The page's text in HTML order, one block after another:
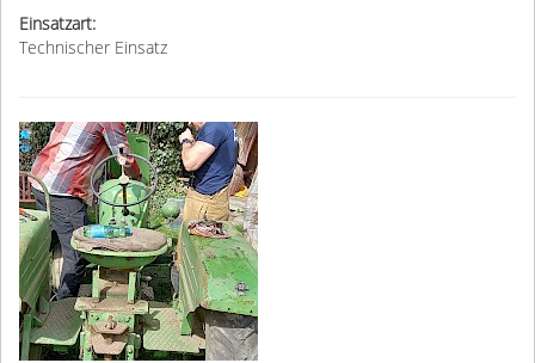
Einsatzart:
Technischer Einsatz